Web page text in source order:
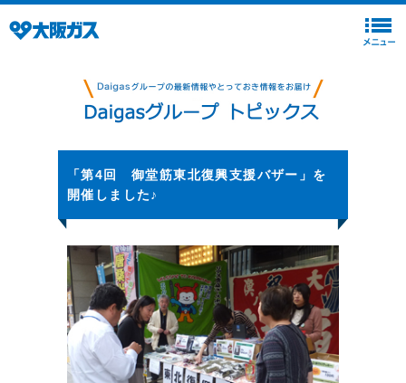
「第4回 御堂筋東北復興支援バザー」を
開催しました♪